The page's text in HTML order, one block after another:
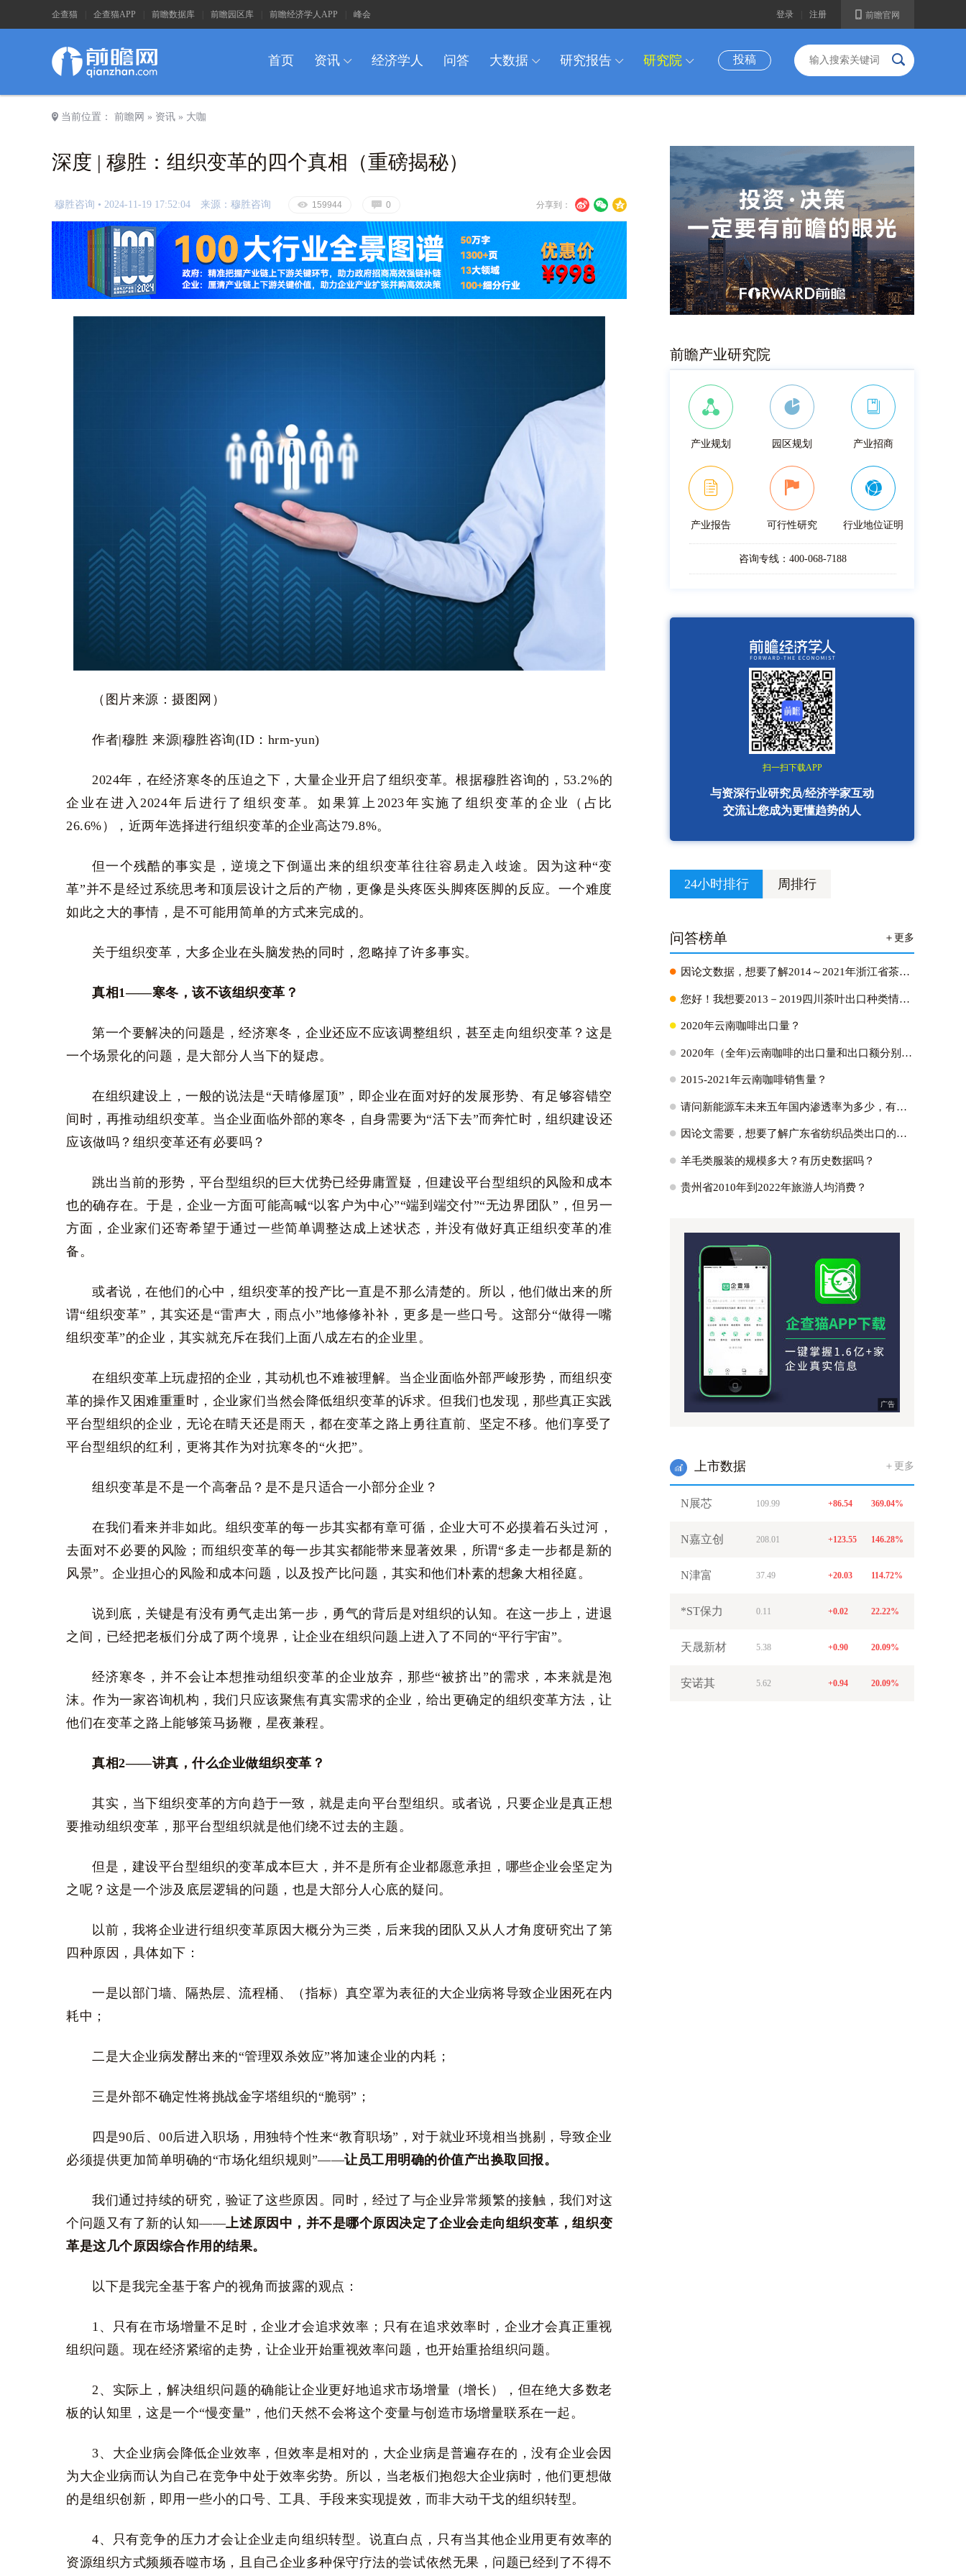
企查猫 企查猫APP 前瞻数据库 前瞻园区库 前瞻经济学人APP 峰会 A 前瞻官网
登录 注册
首页 资讯 I 经济学人 问答 大数据 I 研究报告 I 研究院 I 投稿 B
a 当前位置： 前瞻网 » 资讯 » 大咖
深度 | 穆胜：组织变革的四个真相（重磅揭秘）
U V c
分享到：
穆胜咨询 • 2024-11-19 17:52:04 来源：穆胜咨询 E 159944 G 0
（图片来源：摄图网）
作者|穆胜 来源|穆胜咨询(ID：hrm-yun)
2024年，在经济寒冬的压迫之下，大量企业开启了组织变革。根据穆胜咨询的，53.2%的
企业在进入2024年后进行了组织变革。如果算上2023年实施了组织变革的企业（占比
26.6%），近两年选择进行组织变革的企业高达79.8%。
但一个残酷的事实是，逆境之下倒逼出来的组织变革往往容易走入歧途。因为这种“变
革”并不是经过系统思考和顶层设计之后的产物，更像是头疼医头脚疼医脚的反应。一个难度
如此之大的事情，是不可能用简单的方式来完成的。
关于组织变革，大多企业在头脑发热的同时，忽略掉了许多事实。
真相1——寒冬，该不该组织变革？
第一个要解决的问题是，经济寒冬，企业还应不应该调整组织，甚至走向组织变革？这是
一个场景化的问题，是大部分人当下的疑虑。
在组织建设上，一般的说法是“天晴修屋顶”，即企业在面对好的发展形势、有足够容错空
间时，再推动组织变革。当企业面临外部的寒冬，自身需要为“活下去”而奔忙时，组织建设还
应该做吗？组织变革还有必要吗？
跳出当前的形势，平台型组织的巨大优势已经毋庸置疑，但建设平台型组织的风险和成本
也的确存在。于是，企业一方面可能高喊“以客户为中心”“端到端交付”“无边界团队”，但另一
方面，企业家们还寄希望于通过一些简单调整达成上述状态，并没有做好真正组织变革的准
备。
或者说，在他们的心中，组织变革的投产比一直是不那么清楚的。所以，他们做出来的所
谓“组织变革”，其实还是“雷声大，雨点小”地修修补补，更多是一些口号。这部分“做得一嘴
组织变革”的企业，其实就充斥在我们上面八成左右的企业里。
在组织变革上玩虚招的企业，其动机也不难被理解。当企业面临外部严峻形势，而组织变
革的操作又困难重重时，企业家们当然会降低组织变革的诉求。但我们也发现，那些真正实践
平台型组织的企业，无论在晴天还是雨天，都在变革之路上勇往直前、坚定不移。他们享受了
平台型组织的红利，更将其作为对抗寒冬的“火把”。
组织变革是不是一个高奢品？是不是只适合一小部分企业？
在我们看来并非如此。组织变革的每一步其实都有章可循，企业大可不必摸着石头过河，
去面对不必要的风险；而组织变革的每一步其实都能带来显著效果，所谓“多走一步都是新的
风景”。企业担心的风险和成本问题，以及投产比问题，其实和他们朴素的想象大相径庭。
说到底，关键是有没有勇气走出第一步，勇气的背后是对组织的认知。在这一步上，进退
之间，已经把老板们分成了两个境界，让企业在组织问题上进入了不同的“平行宇宙”。
经济寒冬，并不会让本想推动组织变革的企业放弃，那些“被挤出”的需求，本来就是泡
沫。作为一家咨询机构，我们只应该聚焦有真实需求的企业，给出更确定的组织变革方法，让
他们在变革之路上能够策马扬鞭，星夜兼程。
真相2——讲真，什么企业做组织变革？
其实，当下组织变革的方向趋于一致，就是走向平台型组织。或者说，只要企业是真正想
要推动组织变革，那平台型组织就是他们绕不过去的主题。
但是，建设平台型组织的变革成本巨大，并不是所有企业都愿意承担，哪些企业会坚定为
之呢？这是一个涉及底层逻辑的问题，也是大部分人心底的疑问。
以前，我将企业进行组织变革原因大概分为三类，后来我的团队又从人才角度研究出了第
四种原因，具体如下：
一是以部门墙、隔热层、流程桶、（指标）真空罩为表征的大企业病将导致企业困死在内
耗中；
二是大企业病发酵出来的“管理双杀效应”将加速企业的内耗；
三是外部不确定性将挑战金字塔组织的“脆弱”；
四是90后、00后进入职场，用独特个性来“教育职场”，对于就业环境相当挑剔，导致企业
必须提供更加简单明确的“市场化组织规则”——让员工用明确的价值产出换取回报。
我们通过持续的研究，验证了这些原因。同时，经过了与企业异常频繁的接触，我们对这
个问题又有了新的认知——上述原因中，并不是哪个原因决定了企业会走向组织变革，组织变
革是这几个原因综合作用的结果。
以下是我完全基于客户的视角而披露的观点：
1、只有在市场增量不足时，企业才会追求效率；只有在追求效率时，企业才会真正重视
组织问题。现在经济紧缩的走势，让企业开始重视效率问题，也开始重拾组织问题。
2、实际上，解决组织问题的确能让企业更好地追求市场增量（增长），但在绝大多数老
板的认知里，这是一个“慢变量”，他们天然不会将这个变量与创造市场增量联系在一起。
3、大企业病会降低企业效率，但效率是相对的，大企业病是普遍存在的，没有企业会因
为大企业病而认为自己在竞争中处于效率劣势。所以，当老板们抱怨大企业病时，他们更想做
的是组织创新，即用一些小的口号、工具、手段来实现提效，而非大动干戈的组织转型。
4、只有竞争的压力才会让企业走向组织转型。说直白点，只有当其他企业用更有效率的
资源组织方式频频吞噬市场，且自己企业多种保守疗法的尝试依然无果，问题已经到了不得不
前瞻产业研究院
产业规划 园区规划 产业招商
产业报告 可行性研究 行业地位证明
咨询专线：400-068-7188
扫一扫下载APP
与资深行业研究员/经济学家互动
交流让您成为更懂趋势的人
24小时排行 周排行
问答榜单 ＋更多
H 因论文数据，想要了解2014～2021年浙江省茶叶出口量、出口金额以及它们占全国比重；2021年浙江省茶叶出口各个国家的出口量？
H 您好！我想要2013－2019四川茶叶出口种类情况:绿茶出口占比~红茶～黑茶~白茶？
H 2020年云南咖啡出口量？
H 2020年（全年)云南咖啡的出口量和出口额分别是多少？
H 2015-2021年云南咖啡销售量？
H 请问新能源车未来五年国内渗透率为多少，有没有测算逻辑参考？国内外新能源车渗透率的峰值能达到多少?
H 因论文需要，想要了解广东省纺织品类出口的主要市场，具体的出口额为多少，不同贸易方式出口额多少占比多少。蟹蟹！？
H 羊毛类服装的规模多大？有历史数据吗？
H 贵州省2010年到2022年旅游人均消费？
广告
w 上市数据 ＋更多
N展芯 109.99 +86.54 369.04%
N嘉立创 208.01 +123.55 146.28%
N津富 37.49 +20.03 114.72%
*ST保力 0.11 +0.02 22.22%
天晟新材 5.38 +0.90 20.09%
安诺其 5.62 +0.94 20.09%